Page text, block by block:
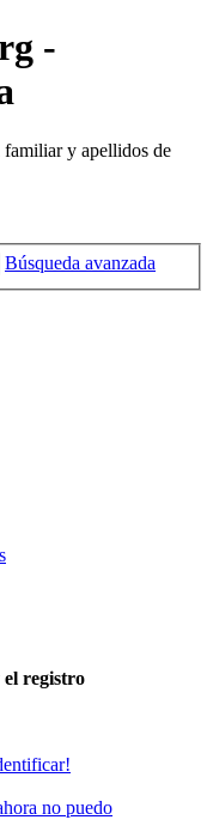
-
y apellidos de
Búsqueda avanzada
el registro
no puedo